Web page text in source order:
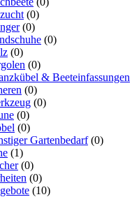
(0)
(0)
(0)
(0)
(0)
& Beeteinfassungen
(0)
(0)
(0)
(0)
Gartenbedarf(0)
(1)
(0)
(0)
(10)